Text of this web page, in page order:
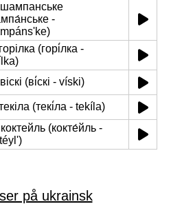
-
(горі́лка -
(ві́скі - víski)
(текі́ла - tekíla)
(кокте́йль -
på ukrainsk